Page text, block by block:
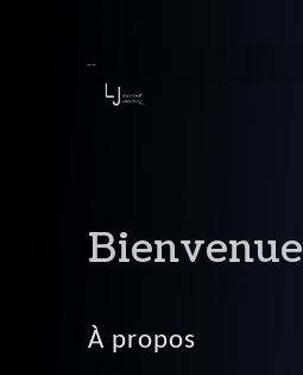
Bienvenue
À propos